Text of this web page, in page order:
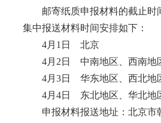
邮寄纸质申报材料的截止时间
集中报送材料时间安排如下：
4月1日 北京
4月2日 中南地区、西南地
4月3日 华东地区、西北地
4月4日 东北地区、华北地区
申报材料报送地址：北京市朝